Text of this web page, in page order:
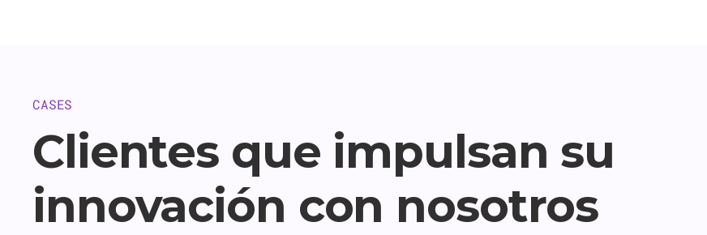
CASES
Clientes que impulsan su
innovación con nosotros